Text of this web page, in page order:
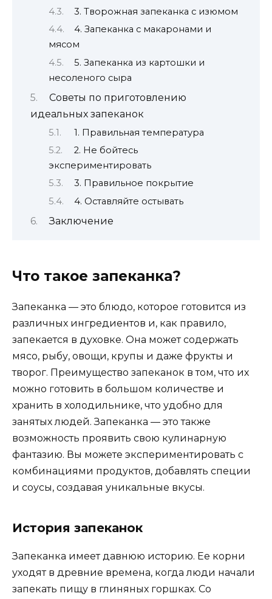
3. Творожная запеканка с изюмом
4. Запеканка с макаронами и
мясом
5. Запеканка из картошки и
несоленого сыра
Советы по приготовлению
идеальных запеканок
1. Правильная температура
2. Не бойтесь
экспериментировать
3. Правильное покрытие
4. Оставляйте остывать
Заключение
Что такое запеканка?
Запеканка — это блюдо, которое готовится из
различных ингредиентов и, как правило,
запекается в духовке. Она может содержать
мясо, рыбу, овощи, крупы и даже фрукты и
творог. Преимущество запеканок в том, что их
можно готовить в большом количестве и
хранить в холодильнике, что удобно для
занятых людей. Запеканка — это также
возможность проявить свою кулинарную
фантазию. Вы можете экспериментировать с
комбинациями продуктов, добавлять специи
и соусы, создавая уникальные вкусы.
История запеканок
Запеканка имеет давнюю историю. Ее корни
уходят в древние времена, когда люди начали
запекать пищу в глиняных горшках. Со